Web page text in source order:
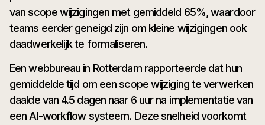
van scope wijzigingen met gemiddeld 65%, waardoor
teams eerder geneigd zijn om kleine wijzigingen ook
daadwerkelijk te formaliseren.
Een webbureau in Rotterdam rapporteerde dat hun
gemiddelde tijd om een scope wijziging te verwerken
daalde van 4.5 dagen naar 6 uur na implementatie van
een AI-workflow systeem. Deze snelheid voorkomt